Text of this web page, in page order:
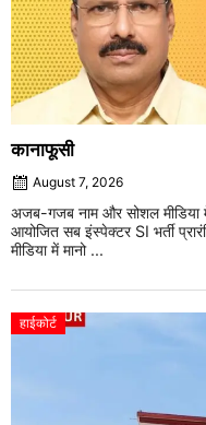
कानाफूसी
August 7, 2026
अजब-गजब नाम और सोशल मीडिया
आयोजित सब इंस्पेक्टर SI भर्ती
मीडिया में मानो ...
हाईकोर्ट